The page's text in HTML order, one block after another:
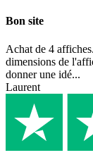
Bon site
Achat de 4
dimensions de
donner une idé...
Laurent